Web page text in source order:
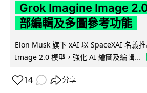
Grok Imagine Image
部編輯及多圖參考功能
Elon Musk 旗下 xAI 以 SpaceXAI 名義
Image 2.0 模型，強化 AI 繪圖及編輯...
14 分享